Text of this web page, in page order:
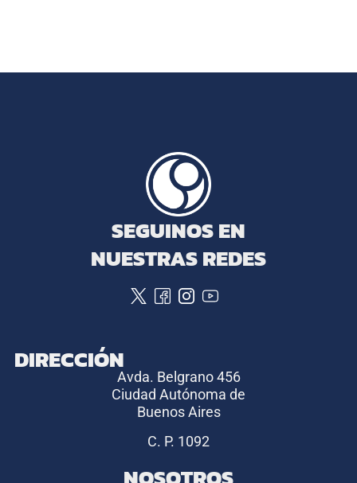
SEGUINOS EN
NUESTRAS REDES
DIRECCIÓN
Avda. Belgrano 456
Ciudad Autónoma de
Buenos Aires
C. P. 1092